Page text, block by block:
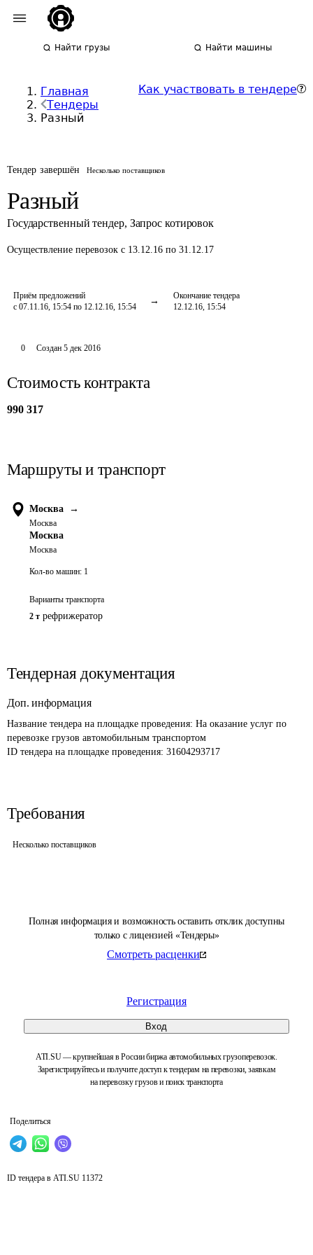
Найти грузы Найти машины
Главная
Тендеры
Разный
Как участвовать в тендере
Тендер завершён Несколько поставщиков
Разный
Государственный тендер, Запрос котировок
Осуществление перевозок с 13.12.16 по 31.12.17
Приём предложений
с 07.11.16, 15:54 по 12.12.16, 15:54
Окончание тендера
12.12.16, 15:54
Полная информация и возможность оставить отклик доступны
только с лицензией «Тендеры»
Смотреть расценки
Регистрация
Вход
ATI.SU — крупнейшая в России биржа автомобильных грузоперевозок.
Зарегистрируйтесь и получите доступ к тендерам на перевозки, заявкам
на перевозку грузов и поиск транспорта
Поделиться
0 Создан 5 дек 2016
Стоимость контракта
990 317
Маршруты и транспорт
Москва →
Москва
Москва
Москва
Кол-во машин: 1
Варианты транспорта
2 т рефрижератор
Тендерная документация
Доп. информация
Название тендера на площадке проведения: На оказание услуг по
перевозке грузов автомобильным транспортом
ID тендера на площадке проведения: 31604293717
Требования
Несколько поставщиков
ID тендера в ATI.SU 11372